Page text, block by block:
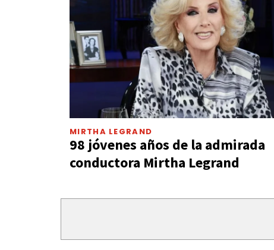
MIRTHA LEGRAND
98 jóvenes años de la admirada
conductora Mirtha Legrand